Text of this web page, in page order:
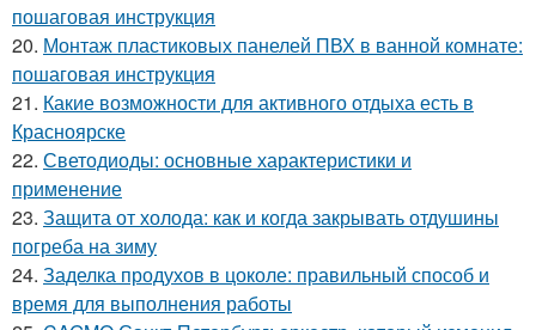
пошаговая инструкция
20. Монтаж пластиковых панелей ПВХ в ванной комнате:
пошаговая инструкция
21. Какие возможности для активного отдыха есть в
Красноярске
22. Светодиоды: основные характеристики и
применение
23. Защита от холода: как и когда закрывать отдушины
погреба на зиму
24. Заделка продухов в цоколе: правильный способ и
время для выполнения работы